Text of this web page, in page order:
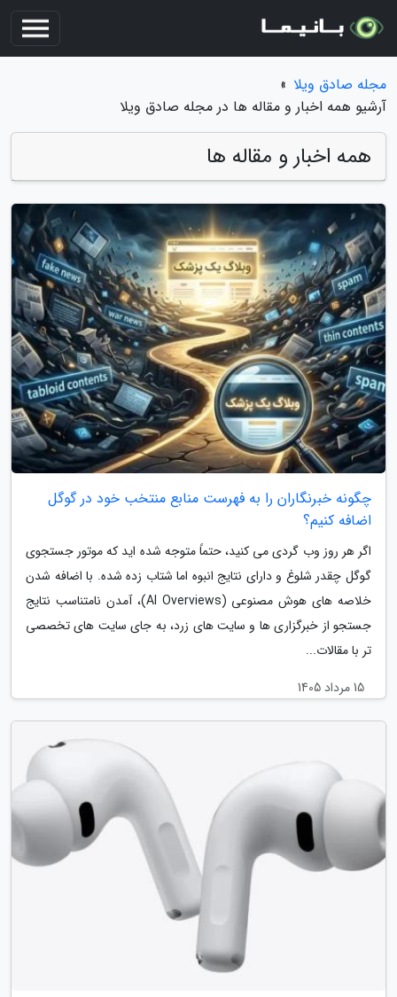
مجله صادق ویلا »
آرشیو همه اخبار و مقاله ها در مجله صادق ویلا
همه اخبار و مقاله ها
چگونه خبرنگاران را به فهرست منابع منتخب خود در گوگل
اضافه کنیم؟
اگر هر روز وب گردی می کنید، حتماً متوجه شده اید که موتور جستجوی
گوگل چقدر شلوغ و دارای نتایج انبوه اما شتاب زده شده. با اضافه شدن
خلاصه های هوش مصنوعی (AI Overviews)، آمدن نامتناسب نتایج
جستجو از خبرگزاری ها و سایت های زرد، به جای سایت های تخصصی
تر با مقالات...
15 مرداد 1405